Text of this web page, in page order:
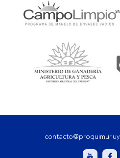
contacto@proquimur.uy